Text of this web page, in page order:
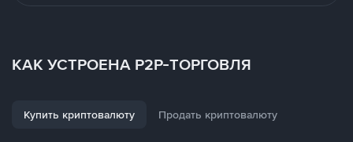
КАК УСТРОЕНА P2P-ТОРГОВЛЯ
Купить криптовалюту Продать криптовалюту